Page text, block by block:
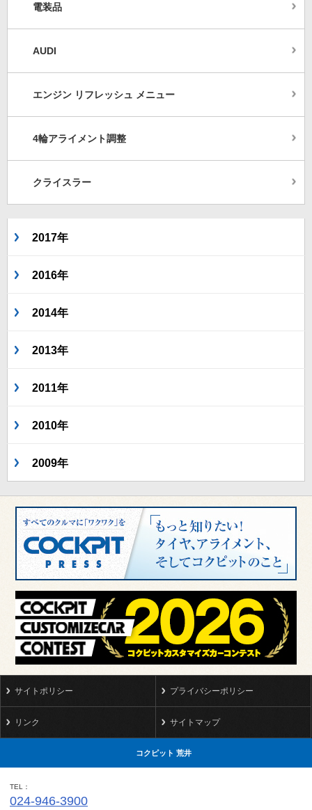
電装品
AUDI
エンジン リフレッシュ メニュー
4輪アライメント調整
クライスラー
2017年
2016年
2014年
2013年
2011年
2010年
2009年
サイトポリシー プライバシーポリシー
リンク サイトマップ
コクピット 荒井
TEL
024-946-3900